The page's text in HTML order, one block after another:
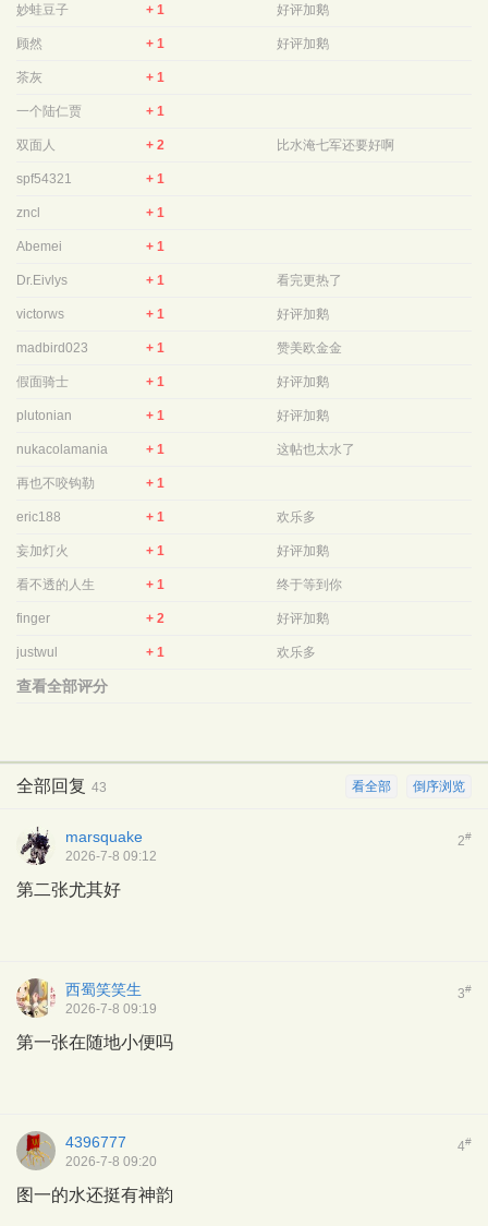
妙蛙豆子 + 1 好评加鹅
顾然 + 1 好评加鹅
茶灰 + 1
一个陆仁贾 + 1
双面人 + 2 比水淹七军还要好啊
spf54321 + 1
zncl + 1
Abemei + 1
Dr.Eivlys + 1 看完更热了
victorws + 1 好评加鹅
madbird023 + 1 赞美欧金金
假面骑士 + 1 好评加鹅
plutonian + 1 好评加鹅
nukacolamania + 1 这帖也太水了
再也不咬钩勒 + 1
eric188 + 1 欢乐多
妄加灯火 + 1 好评加鹅
看不透的人生 + 1 终于等到你
finger + 2 好评加鹅
justwul + 1 欢乐多
查看全部评分
倒序浏览
看全部
全部回复 43
2#
marsquake
2026-7-8 09:12
第二张尤其好
3#
西蜀笑笑生
2026-7-8 09:19
第一张在随地小便吗
4#
4396777
2026-7-8 09:20
图一的水还挺有神韵